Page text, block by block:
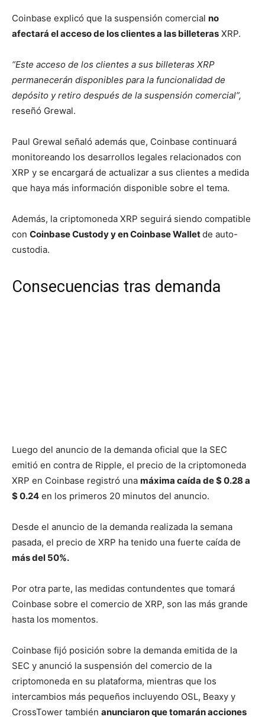
Coinbase explicó que la suspensión comercial no
afectará el acceso de los clientes a las billeteras XRP.
“Este acceso de los clientes a sus billeteras XRP
permanecerán disponibles para la funcionalidad de
depósito y retiro después de la suspensión comercial”,
reseñó Grewal.
Paul Grewal señaló además que, Coinbase continuará
monitoreando los desarrollos legales relacionados con
XRP y se encargará de actualizar a sus clientes a medida
que haya más información disponible sobre el tema.
Además, la criptomoneda XRP seguirá siendo compatible
con Coinbase Custody y en Coinbase Walletde auto-
custodia.
Consecuencias tras demanda
Luego del anuncio de la demanda oficial que la SEC
emitió en contra de Ripple, el precio de la criptomoneda
XRP en Coinbase registró una máxima caída de $ 0.28 a
$ 0.24 en los primeros 20 minutos del anuncio.
Desde el anuncio de la demanda realizada la semana
pasada, el precio de XRP ha tenido una fuerte caída de
más del 50%.
Por otra parte, las medidas contundentes que tomará
Coinbase sobre el comercio de XRP, son las más grande
hasta los momentos.
Coinbase fijó posición sobre la demanda emitida de la
SEC y anunció la suspensión del comercio de la
criptomoneda en su plataforma, mientras que los
intercambios más pequeños incluyendo OSL, Beaxy y
CrossTower también anunciaron que tomarán acciones